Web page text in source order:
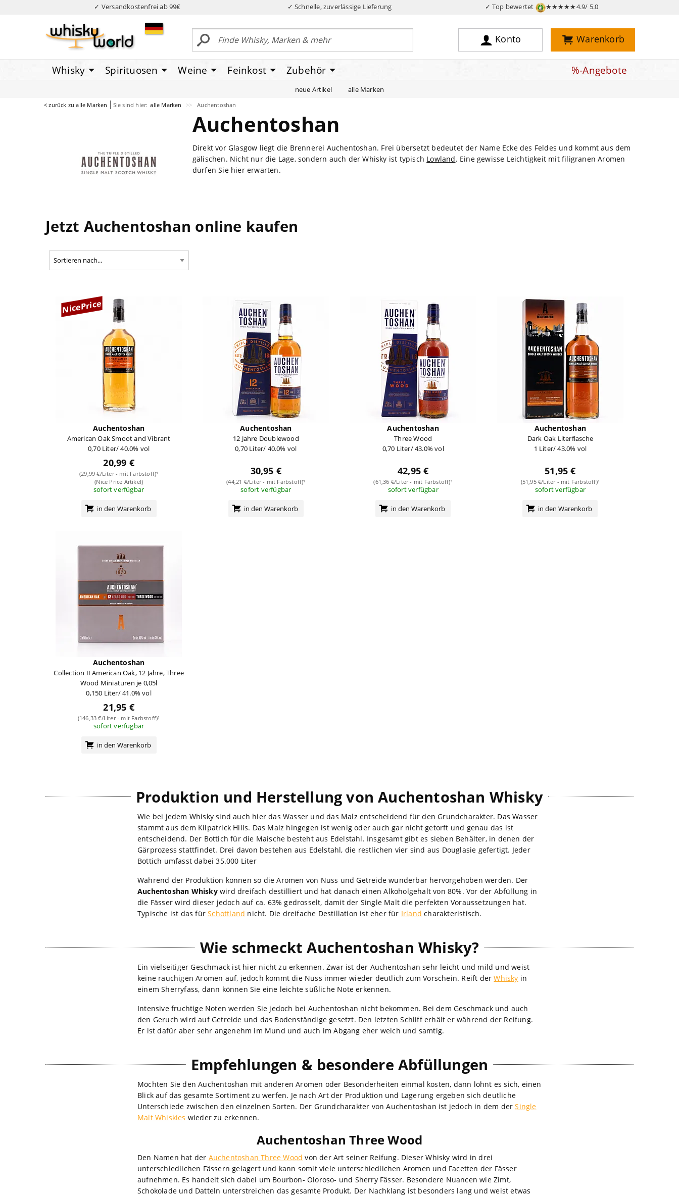
✓ Versandkostenfrei ab 99€ ✓ Schnelle, zuverlässige Lieferung ✓ Top bewertet ★★★★★4.9/ 5.0
Konto Warenkorb
Whisky Spirituosen Weine Feinkost Zubehör %-Angebote
neue Artikel alle Marken
< zurück zu alle Marken Sie sind hier: alle Marken Auchentoshan
Auchentoshan
Direkt vor Glasgow liegt die Brennerei Auchentoshan. Frei übersetzt bedeutet der Name Ecke des Feldes und kommt aus dem
gälischen. Nicht nur die Lage, sondern auch der Whisky ist typisch Lowland. Eine gewisse Leichtigkeit mit filigranen Aromen
dürfen Sie hier erwarten.
Jetzt Auchentoshan online kaufen
NicePrice
Auchentoshan
American Oak Smoot and Vibrant
0,70 Liter/ 40.0% vol
20,99 €
(29,99 €/Liter - mit Farbstoff)¹
(Nice Price Artikel)
sofort verfügbar
in den Warenkorb
Auchentoshan
12 Jahre Doublewood
0,70 Liter/ 40.0% vol
30,95 €
(44,21 €/Liter - mit Farbstoff)¹
sofort verfügbar
in den Warenkorb
Auchentoshan
Three Wood
0,70 Liter/ 43.0% vol
42,95 €
(61,36 €/Liter - mit Farbstoff)¹
sofort verfügbar
in den Warenkorb
Auchentoshan
Dark Oak Literflasche
1 Liter/ 43.0% vol
51,95 €
(51,95 €/Liter - mit Farbstoff)¹
sofort verfügbar
in den Warenkorb
Auchentoshan
Collection II American Oak, 12 Jahre, Three
Wood Miniaturen je 0,05l
0,150 Liter/ 41.0% vol
21,95 €
(146,33 €/Liter - mit Farbstoff)¹
sofort verfügbar
in den Warenkorb
Produktion und Herstellung von Auchentoshan Whisky
Wie bei jedem Whisky sind auch hier das Wasser und das Malz entscheidend für den Grundcharakter. Das Wasser
stammt aus dem Kilpatrick Hills. Das Malz hingegen ist wenig oder auch gar nicht getorft und genau das ist
entscheidend. Der Bottich für die Maische besteht aus Edelstahl. Insgesamt gibt es sieben Behälter, in denen der
Gärprozess stattfindet. Drei davon bestehen aus Edelstahl, die restlichen vier sind aus Douglasie gefertigt. Jeder
Bottich umfasst dabei 35.000 Liter
Während der Produktion können so die Aromen von Nuss und Getreide wunderbar hervorgehoben werden. Der
Auchentoshan Whiskywird dreifach destilliert und hat danach einen Alkoholgehalt von 80%. Vor der Abfüllung in
die Fässer wird dieser jedoch auf ca. 63% gedrosselt, damit der Single Malt die perfekten Voraussetzungen hat.
Typische ist das fürSchottland nicht. Die dreifache Destillation ist eher für Irland charakteristisch.
Wie schmeckt Auchentoshan Whisky?
Ein vielseitiger Geschmack ist hier nicht zu erkennen. Zwar ist der Auchentoshan sehr leicht und mild und weist
keine rauchigen Aromen auf, jedoch kommt die Nuss immer wieder deutlich zum Vorschein. Reift derWhisky in
einem Sherryfass, dann können Sie eine leichte süßliche Note erkennen.
Intensive fruchtige Noten werden Sie jedoch bei Auchentoshan nicht bekommen. Bei dem Geschmack und auch
den Geruch wird auf Getreide und das Bodenständige gesetzt. Den letzten Schliff erhält er während der Reifung.
Er ist dafür aber sehr angenehm im Mund und auch im Abgang eher weich und samtig.
Empfehlungen & besondere Abfüllungen
Möchten Sie den Auchentoshan mit anderen Aromen oder Besonderheiten einmal kosten, dann lohnt es sich, einen
Blick auf das gesamte Sortiment zu werfen. Je nach Art der Produktion und Lagerung ergeben sich deutliche
Unterschiede zwischen den einzelnen Sorten. Der Grundcharakter von Auchentoshan ist jedoch in dem derSingle
Malt Whiskies wieder zu erkennen.
Auchentoshan Three Wood
Den Namen hat der Auchentoshan Three Wood von der Art seiner Reifung. Dieser Whisky wird in drei
unterschiedlichen Fässern gelagert und kann somit viele unterschiedlichen Aromen und Facetten der Fässer
aufnehmen. Es handelt sich dabei um Bourbon- Oloroso- und Sherry Fässer. Besondere Nuancen wie Zimt,
Schokolade und Datteln unterstreichen das gesamte Produkt. Der Nachklang ist besonders lang und weist etwas